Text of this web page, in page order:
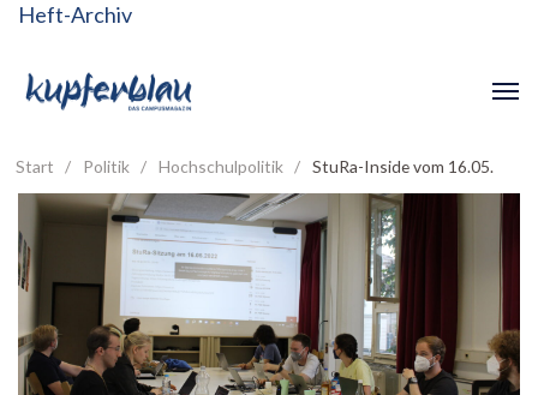
Heft-Archiv
Start / Politik / Hochschulpolitik / StuRa-Inside vom 16.05.